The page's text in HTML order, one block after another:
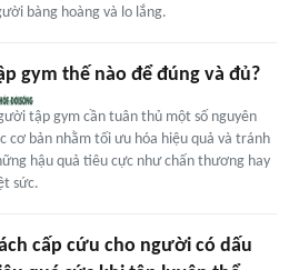
bàng hoàng và lo lắng.
gym thế nào để đúng và đủ?
tập gym cần tuân thủ một số nguyên
cơ bản nhằm tối ưu hóa hiệu quả và tránh
hậu quả tiêu cực như chấn thương hay
sức.
cấp cứu cho người có dấu